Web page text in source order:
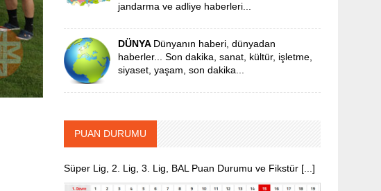
jandarma ve adliye haberleri...
DÜNYA Dünyanın haberi, dünyadan
haberler... Son dakika, sanat, kültür, işletme,
siyaset, yaşam, son dakika...
PUAN DURUMU
Süper Lig, 2. Lig, 3. Lig, BAL Puan Durumu ve Fikstür [...]